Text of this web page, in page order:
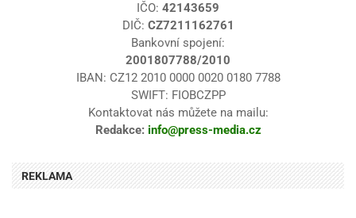
IČO: 42143659
DIČ: CZ7211162761
Bankovní spojení:
2001807788/2010
IBAN: CZ12 2010 0000 0020 0180 7788
SWIFT: FIOBCZPP
Kontaktovat nás můžete na mailu:
Redakce: info@press-media.cz
REKLAMA